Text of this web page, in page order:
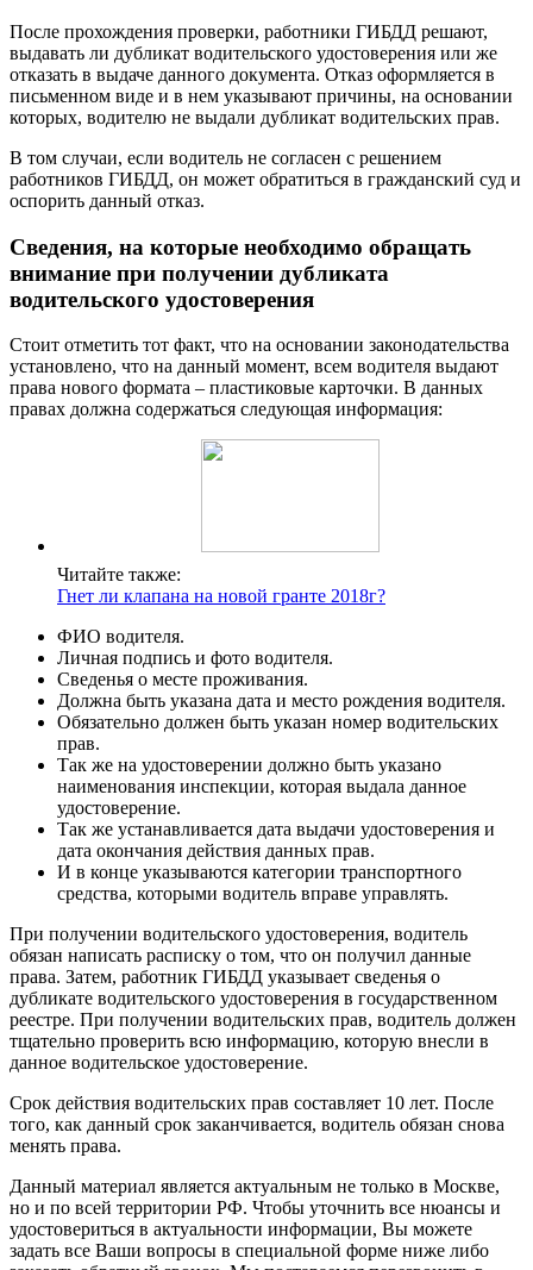
После прохождения проверки, работники ГИБДД решают,
выдавать ли дубликат водительского удостоверения или же
отказать в выдаче данного документа. Отказ оформляется в
письменном виде и в нем указывают причины, на основании
которых, водителю не выдали дубликат водительских прав.
В том случаи, если водитель не согласен с решением
работников ГИБДД, он может обратиться в гражданский суд и
оспорить данный отказ.
Сведения, на которые необходимо обращать
внимание при получении дубликата
водительского удостоверения
Стоит отметить тот факт, что на основании законодательства
установлено, что на данный момент, всем водителя выдают
права нового формата – пластиковые карточки. В данных
правах должна содержаться следующая информация:
Читайте также:
Гнет ли клапана на новой гранте 2018г?
ФИО водителя.
Личная подпись и фото водителя.
Сведенья о месте проживания.
Должна быть указана дата и место рождения водителя.
Обязательно должен быть указан номер водительских
прав.
Так же на удостоверении должно быть указано
наименования инспекции, которая выдала данное
удостоверение.
Так же устанавливается дата выдачи удостоверения и
дата окончания действия данных прав.
И в конце указываются категории транспортного
средства, которыми водитель вправе управлять.
При получении водительского удостоверения, водитель
обязан написать расписку о том, что он получил данные
права. Затем, работник ГИБДД указывает сведенья о
дубликате водительского удостоверения в государственном
реестре. При получении водительских прав, водитель должен
тщательно проверить всю информацию, которую внесли в
данное водительское удостоверение.
Срок действия водительских прав составляет 10 лет. После
того, как данный срок заканчивается, водитель обязан снова
менять права.
Данный материал является актуальным не только в Москве,
но и по всей территории РФ. Чтобы уточнить все нюансы и
удостовериться в актуальности информации, Вы можете
задать все Ваши вопросы в специальной форме ниже либо